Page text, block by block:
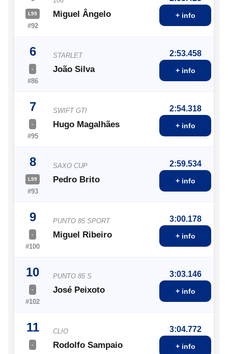
L99
#92
Miguel Ângelo + info
6
-
#86
STARLET
João Silva
2:53.458
+ info
7
-
#95
SWIFT GTI
Hugo Magalhães
2:54.318
+ info
8
L99
#93
SAXO CUP
Pedro Brito
2:59.534
+ info
9
-
#100
PUNTO 85 SPORT
Miguel Ribeiro
3:00.178
+ info
10
-
#102
PUNTO 85 S
José Peixoto
3:03.146
+ info
11
-
CLIO
Rodolfo Sampaio
3:04.772
+ info